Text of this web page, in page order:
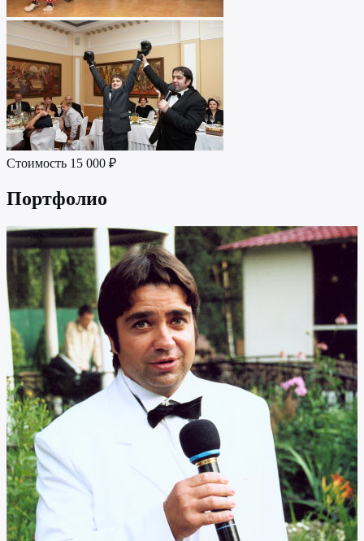
Стоимость 15 000 ₽
Портфолио